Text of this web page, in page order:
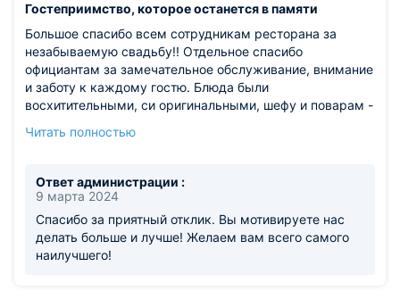
Гостеприимство, которое останется в памяти
Большое спасибо всем сотрудникам ресторана за
незабываемую свадьбу!! Отдельное спасибо
официантам за замечательное обслуживание, внимание
и заботу к каждому гостю. Блюда были
восхитительными, си оригинальными, шефу и поварам -
чудесное место летом. Желаем вам успехов и
Из недостатков: нет недостатков.
Читать полностью
Ответ администрации :
9 марта 2024
Спасибо за приятный отклик. Вы мотивируете нас
делать больше и лучше! Желаем вам всего самого
наилучшего!